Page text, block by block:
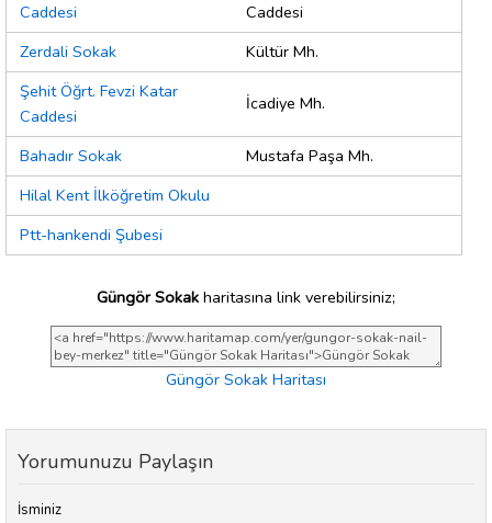
Caddesi
Caddesi
Zerdali Sokak
Kültür Mh.
Şehit Öğrt. Fevzi Katar
Caddesi
İcadiye Mh.
Bahadır Sokak
Mustafa Paşa Mh.
Hilal Kent İlköğretim Okulu
Ptt-hankendi Şubesi
Güngör Sokak haritasına link verebilirsiniz;
Güngör Sokak Haritası
Yorumunuzu Paylaşın
İsminiz